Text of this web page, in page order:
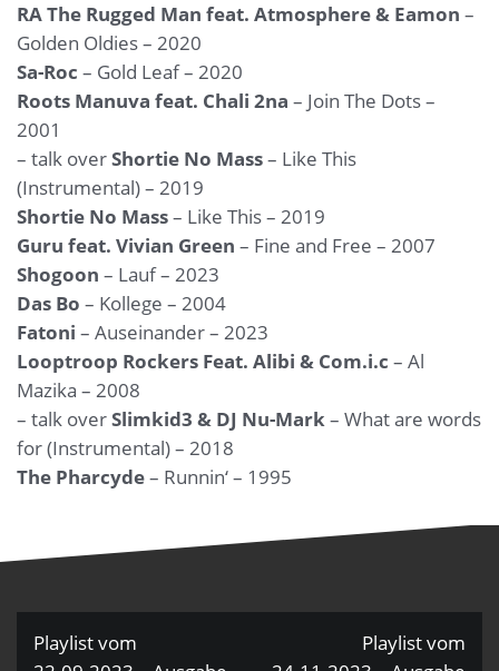
RA The Rugged Man feat. Atmosphere & Eamon –
Golden Oldies – 2020
Sa-Roc – Gold Leaf – 2020
Roots Manuva feat. Chali 2na – Join The Dots –
2001
– talk overShortie No Mass– Like This
(Instrumental) – 2019
Shortie No Mass– Like This – 2019
Guru feat. Vivian Green – Fine and Free – 2007
Shogoon – Lauf – 2023
Das Bo – Kollege – 2004
Fatoni – Auseinander – 2023
Looptroop Rockers Feat. Alibi & Com.i.c – Al
Mazika – 2008
– talk overSlimkid3 & DJ Nu-Mark– What are words
for (Instrumental) – 2018
The Pharcyde– Runnin‘ – 1995
Beitragsnavigation
Playlist vom
Playlist vom